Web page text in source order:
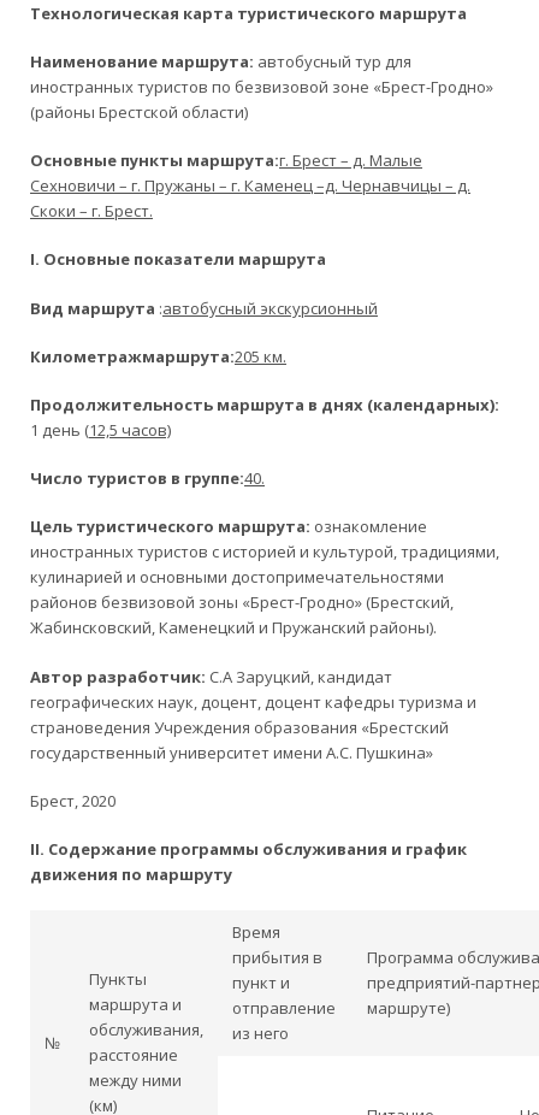
Технологическая карта туристического маршрута
Наименование маршрута: автобусный тур для
иностранных туристов по безвизовой зоне «Брест-Гродно»
(районы Брестской области)
Основные пункты маршрута:г. Брест – д. Малые
Сехновичи – г. Пружаны – г. Каменец –д. Чернавчицы – д.
Скоки – г. Брест.
I. Основные показатели маршрута
Вид маршрута :автобусный экскурсионный
Километражмаршрута:205 км.
Продолжительность маршрута в днях (календарных):
1 день (12,5 часов)
Число туристов в группе:40.
Цель туристического маршрута: ознакомление
иностранных туристов с историей и культурой, традициями,
кулинарией и основными достопримечательностями
районов безвизовой зоны «Брест-Гродно» (Брестский,
Жабинсковский, Каменецкий и Пружанский районы).
Автор разработчик: С.А Заруцкий, кандидат
географических наук, доцент, доцент кафедры туризма и
страноведения Учреждения образования «Брестский
государственный университет имени А.С. Пушкина»
Брест, 2020
II. Содержание программы обслуживания и график
движения по маршруту
№
Пункты
маршрута и
обслуживания,
расстояние
между ними
(км)
Время
прибытия в
пункт и
отправление
из него
Программа
предприятий-
маршруте)